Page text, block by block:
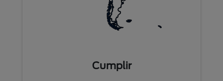
Cumplir